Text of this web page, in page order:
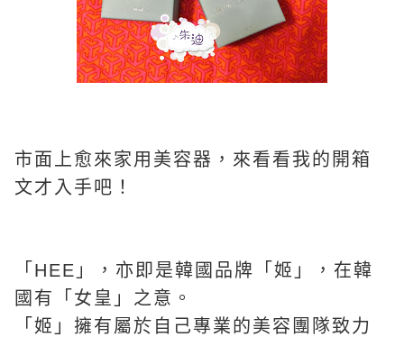
市面上愈來家用美容器，來看看我的開箱
文才入手吧！
「HEE」，亦即是韓國品牌「姬」，在韓
國有「女皇」之意。
「姬」擁有屬於自己專業的美容團隊致力